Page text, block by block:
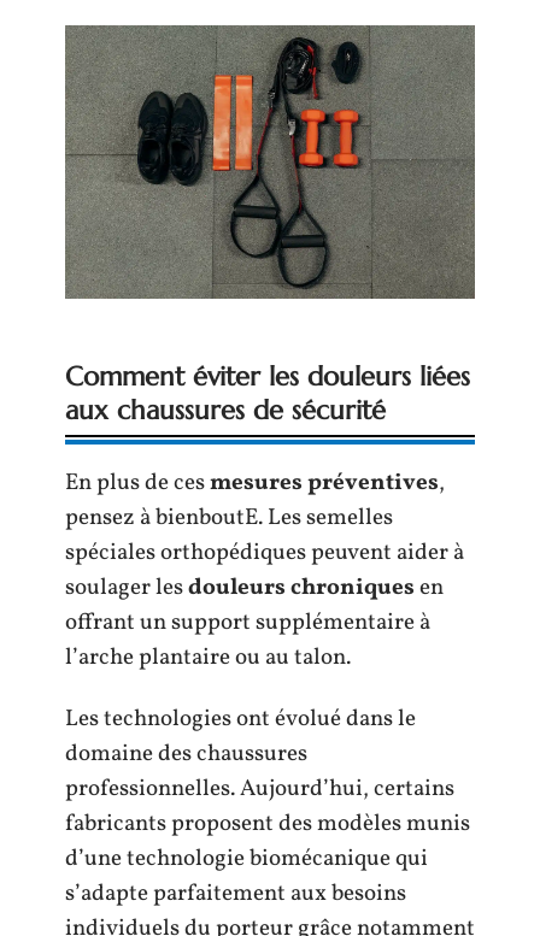
Comment éviter les douleurs liées
aux chaussures de sécurité
En plus de cesmesures préventives,
pensez à bienboutE. Les semelles
spéciales orthopédiques peuvent aider à
soulager lesdouleurs chroniquesen
offrant un support supplémentaire à
l’arche plantaire ou au talon.
Les technologies ont évolué dans le
domaine des chaussures
professionnelles. Aujourd’hui, certains
fabricants proposent des modèles munis
d’une technologie biomécanique qui
s’adapte parfaitement aux besoins
individuels du porteur grâce notamment